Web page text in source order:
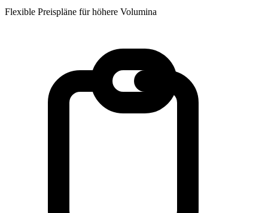
Flexible Preispläne für höhere Volumina